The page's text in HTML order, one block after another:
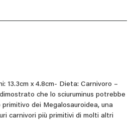
13.3cm x 4.8cm- Dieta: Carnivoro –
che lo sciuruminus potrebbe
dei Megalosauroidea, una
carnivori più primitivi di molti altri